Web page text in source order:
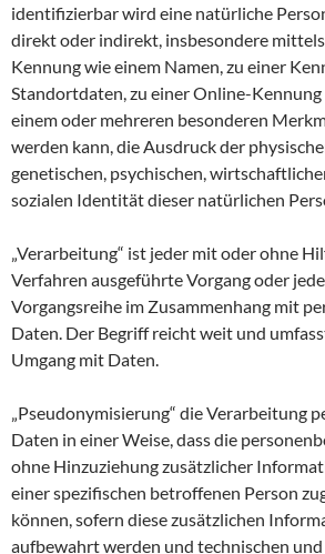
identifizierbar wird eine natürliche
direkt oder indirekt, insbesondere
Kennung wie einem Namen, zu einer
Standortdaten, zu einer Online-Kennung
einem oder mehreren besonderen
werden kann, die Ausdruck der
genetischen, psychischen,
sozialen Identität dieser natürlichen
„Verarbeitung“ ist jeder mit oder ohne
Verfahren ausgeführte Vorgang oder
Vorgangsreihe im Zusammenhang mit
Daten. Der Begriff reicht weit und
Umgang mit Daten.
„Pseudonymisierung“ die Verarbeitung
Daten in einer Weise, dass die
ohne Hinzuziehung zusätzlicher
einer spezifischen betroffenen Person
können, sofern diese zusätzlichen
aufbewahrt werden und technischen